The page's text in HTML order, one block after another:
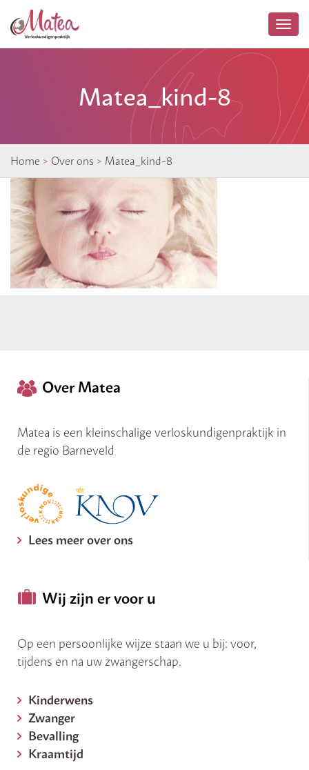
Matea_kind-8
Home > Over ons > Matea_kind-8
Over Matea
Matea is een kleinschalige verloskundigenpraktijk in
de regio Barneveld
Lees meer over ons
Wij zijn er voor u
Op een persoonlijke wijze staan we u bij: voor,
tijdens en na uw zwangerschap.
Kinderwens
Zwanger
Bevalling
Kraamtijd